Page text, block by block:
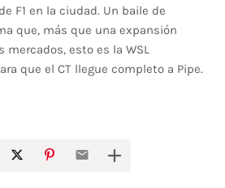
F1 en la ciudad. Un baile de
que, más que una expansión
mercados, esto es la WSL
que el CT llegue completo a Pipe.